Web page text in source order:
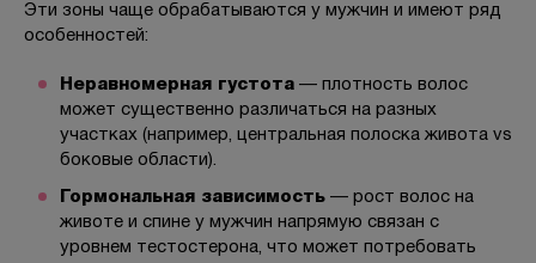
Эти зоны чаще обрабатываются у мужчин и имеют ряд
особенностей:
Неравномерная густота — плотность волос
может существенно различаться на разных
участках (например, центральная полоска живота vs
боковые области).
Гормональная зависимость — рост волос на
животе и спине у мужчин напрямую связан с
уровнем тестостерона, что может потребовать